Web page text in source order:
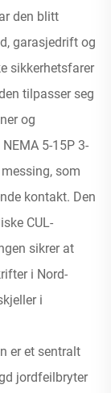
den blitt
garasjedrift og
sikkerhetsfarer
tilpasser seg
og
5-15P 3-
som
kontakt. Den
CUL-
sikrer at
i Nord-
i
er et sentralt
jordfeilbryter